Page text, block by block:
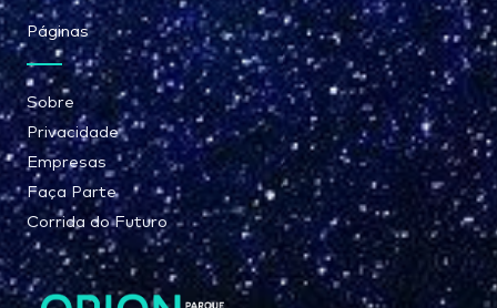
Páginas
Sobre
Privacidade
Empresas
Faça Parte
Corrida do Futuro